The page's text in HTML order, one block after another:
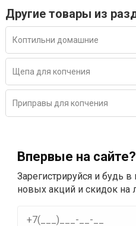
Другие товары из
Коптильни домашние
Щепа для копчения
Приправы для копчения
Впервые на сайте?
Зарегистрируйся и будь в
новых акций и скидок